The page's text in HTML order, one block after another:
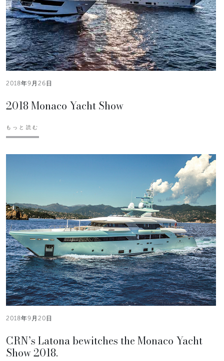
2018年9月26日
2018 Monaco Yacht Show
もっと読む
2018年9月20日
CRN’s Latona bewitches the Monaco Yacht
Show 2018.